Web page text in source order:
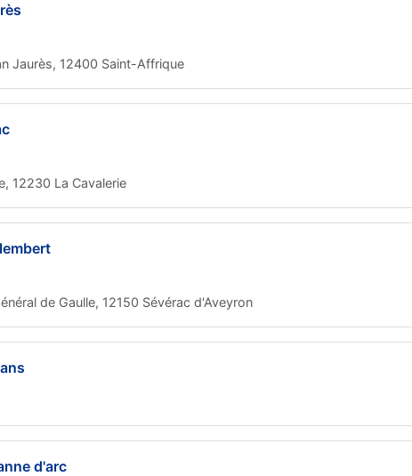
Jaurès, 12400 Saint-Affrique
12230 La Cavalerie
de Gaulle, 12150 Sévérac d'Aveyron
d'arc